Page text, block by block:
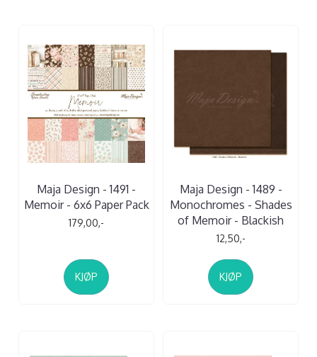
Maja Design - 1491 -
Memoir - 6x6 Paper Pack
179,00,-
KJØP
Maja Design - 1489 -
Monochromes - Shades
of Memoir - Blackish
12,50,-
KJØP